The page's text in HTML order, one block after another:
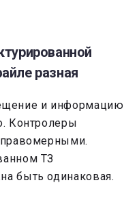
разная
и информацию
Контролеры
ТЗ
быть одинаковая.